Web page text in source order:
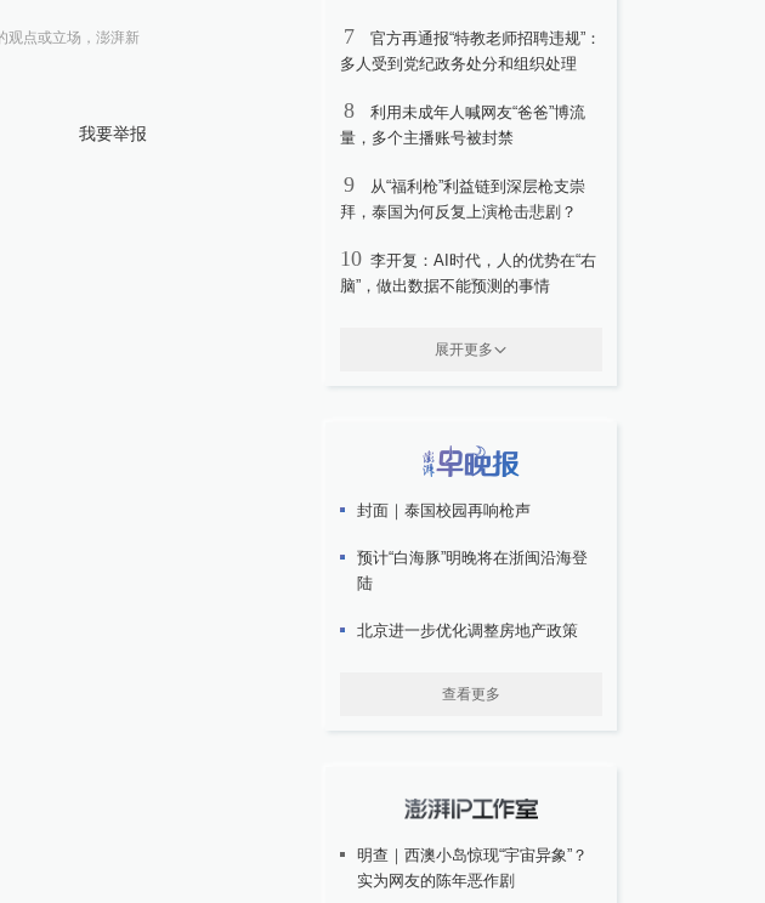
观点或立场，澎湃新
我要举报
7
官方再通报“特教老师招聘违规”：
多人受到党纪政务处分和组织处理
8
利用未成年人喊网友“爸爸”博流
量，多个主播账号被封禁
9
从“福利枪”利益链到深层枪支崇
拜，泰国为何反复上演枪击悲剧？
10 李开复：AI时代，人的优势在“右
脑”，做出数据不能预测的事情
展开更多
封面｜泰国校园再响枪声
预计“白海豚”明晚将在浙闽沿海登
陆
北京进一步优化调整房地产政策
查看更多
明查｜西澳小岛惊现“宇宙异象”？
实为网友的陈年恶作剧